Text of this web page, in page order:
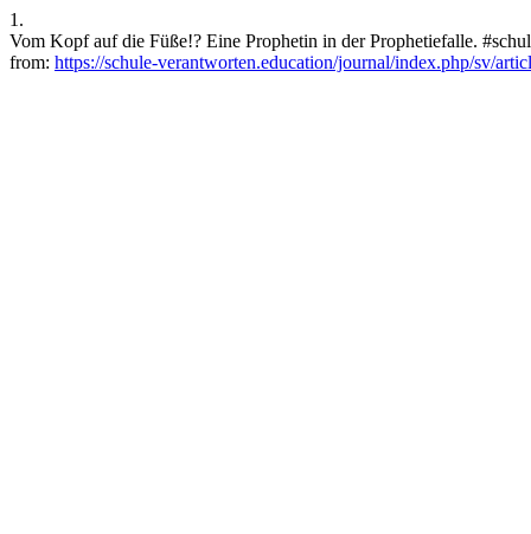
1.
Vom Kopf auf die Füße!? Eine Prophetin in der Prophetiefalle.
from: https://schule-verantworten.education/journal/index.php/sv/